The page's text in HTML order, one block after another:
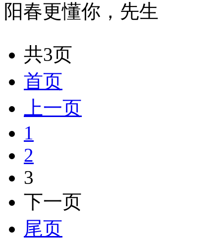
阳春更懂你，先生
共3页
首页
上一页
1
2
3
下一页
尾页